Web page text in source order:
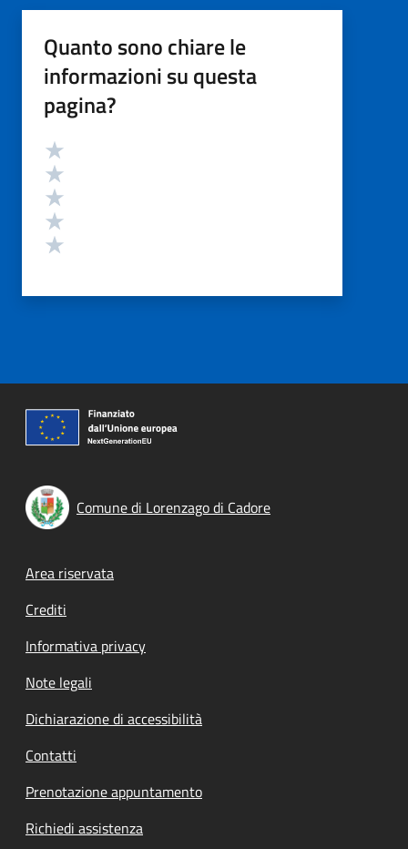
Quanto sono chiare le
informazioni su questa
pagina?
Valutazione
Comune di Lorenzago di Cadore
Footer menu
Area riservata
Crediti
Informativa privacy
Note legali
Dichiarazione di accessibilità
Contatti
Prenotazione appuntamento
Richiedi assistenza